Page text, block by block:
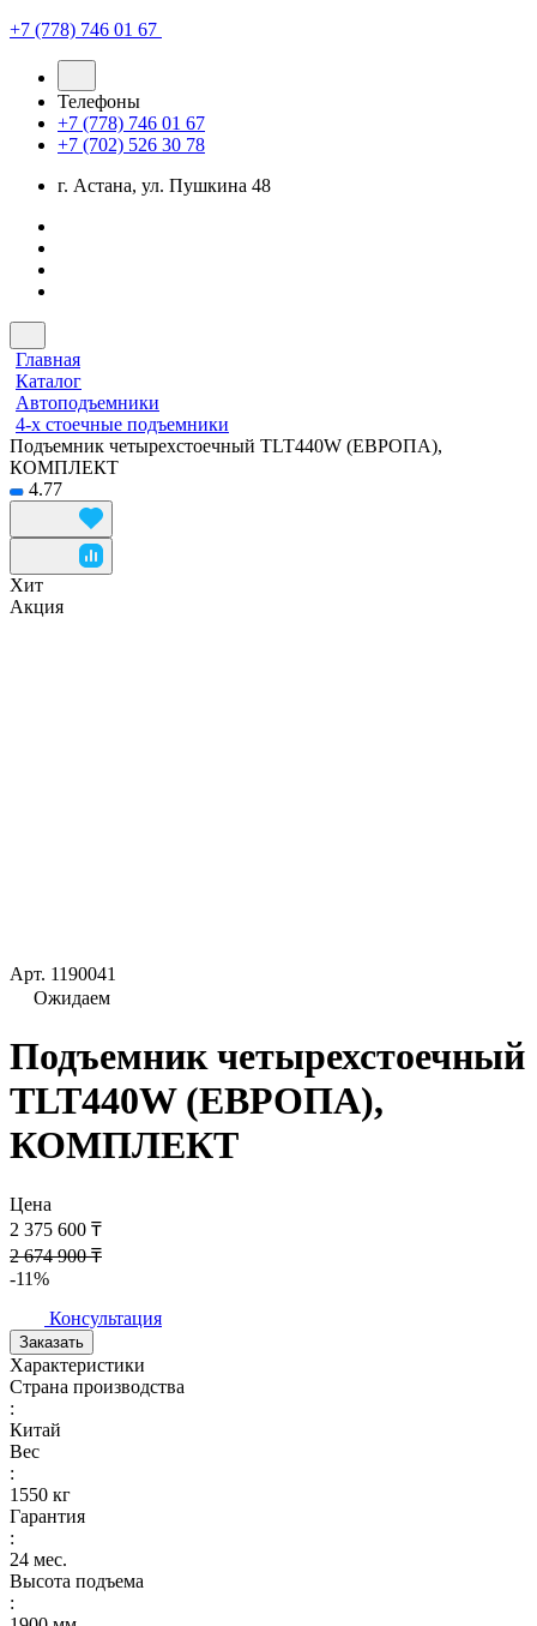
+7 (778) 746 01 67
Телефоны
+7 (778) 746 01 67
+7 (702) 526 30 78
г. Астана, ул. Пушкина 48
Главная
Каталог
Автоподъемники
4-х стоечные подъемники
Подъемник четырехстоечный TLT440W (ЕВРОПА),
КОМПЛЕКТ
4.77
Хит
Акция
Арт. 1190041
Ожидаем
Подъемник четырехстоечный
TLT440W (ЕВРОПА),
КОМПЛЕКТ
Цена
2 375 600 ₸
2 674 900 ₸
-11%
Консультация
Заказать
Характеристики
Страна производства
:
Китай
Вес
:
1550 кг
Гарантия
:
24 мес.
Высота подъема
: